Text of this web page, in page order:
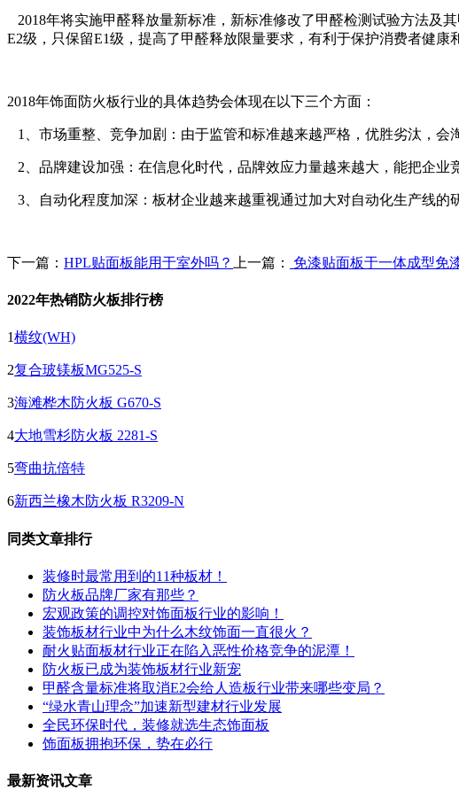
2018年将实施甲醛释放量新标准，新标准修改了甲醛检测试验方法及
E2级，只保留E1级，提高了甲醛释放限量要求，有利于保护消费者健康
2018年饰面防火板行业的具体趋势会体现在以下三个方面：
1、市场重整、竞争加剧：由于监管和标准越来越严格，优胜劣汰，会
2、品牌建设加强：在信息化时代，品牌效应力量越来越大，能把企业
3、自动化程度加深：板材企业越来越重视通过加大对自动化生产线的
下一篇： HPL贴面板能用于室外吗？ 上一篇： 免漆贴面板于一体成型免
2022年热销防火板排行榜
1横纹(WH)
2复合玻镁板MG525-S
3海滩桦木防火板 G670-S
4大地雪杉防火板 2281-S
5弯曲抗倍特
6新西兰橡木防火板 R3209-N
同类文章排行
装修时最常用到的11种板材！
防火板品牌厂家有那些？
宏观政策的调控对饰面板行业的影响！
装饰板材行业中为什么木纹饰面一直很火？
耐火贴面板材行业正在陷入恶性价格竞争的泥潭！
防火板已成为装饰板材行业新宠
甲醛含量标准将取消E2会给人造板行业带来哪些变局？
“绿水青山理念”加速新型建材行业发展
全民环保时代，装修就选生态饰面板
饰面板拥抱环保，势在必行
最新资讯文章